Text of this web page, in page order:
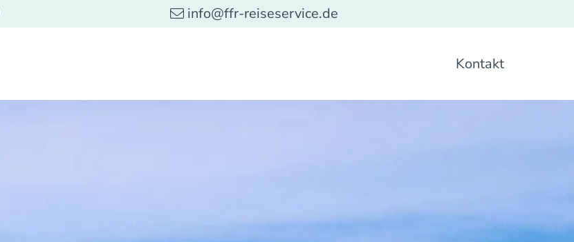
info@ffr-reiseservice.de
Kontakt